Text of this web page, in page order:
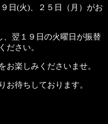
日(火)、２５日（月）がお
翌１９日の火曜日が振替
ださい。
お楽しみくださいませ。
お待ちしております。